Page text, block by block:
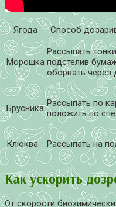
Ягода Способ
Морошка
Рассыпать
подстелив
оборвать через
Брусника Рассыпать по
положить по
Клюква Рассыпать на
Как ускорить
От скорости